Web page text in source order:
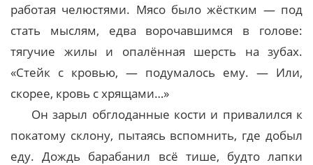
работая челюстями. Мясо было жёстким — под
стать мыслям, едва ворочавшимся в голове:
тягучие жилы и опалённая шерсть на зубах.
«Стейк с кровью, — подумалось ему. — Или,
скорее, кровь с хрящами…»
Он зарыл обглоданные кости и привалился к
покатому склону, пытаясь вспомнить, где добыл
еду. Дождь барабанил всё тише, будто лапки